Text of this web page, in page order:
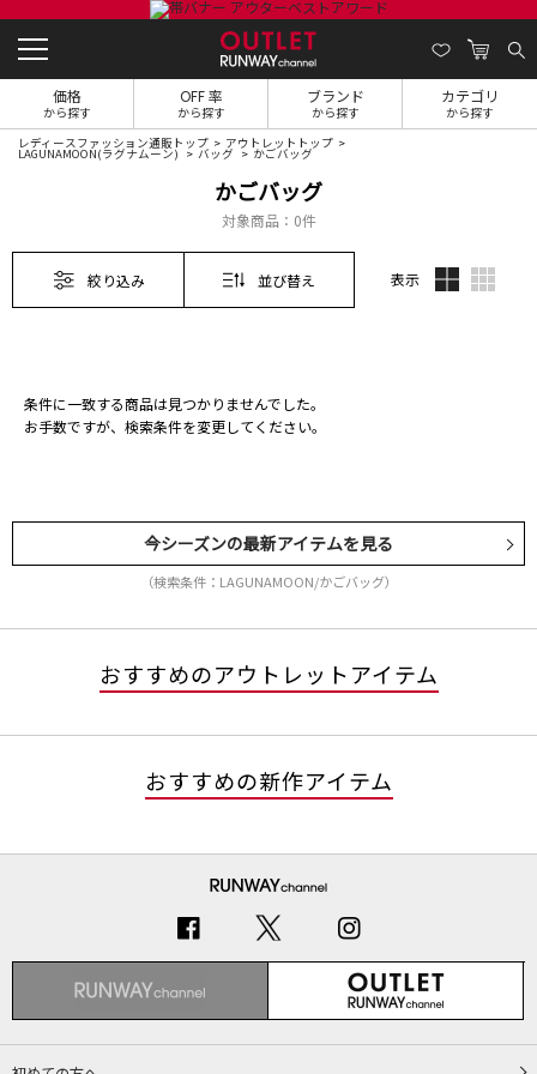
価格
から探す
OFF 率
から探す
ブランド
から探す
カテゴリ
から探す
レディースファッション通販トップ アウトレットトップ
LAGUNAMOON(ラグナムーン) バッグ かごバッグ
かごバッグ
対象商品： 0件
絞り込み 並び替え 表示
条件に一致する商品は見つかりませんでした。
お手数ですが、検索条件を変更してください。
今シーズンの最新アイテムを見る
（検索条件：LAGUNAMOON/かごバッグ）
おすすめのアウトレットアイテム
おすすめの新作アイテム